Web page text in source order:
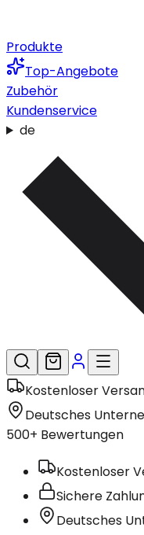
Produkte
Top-Angebote
Zubehör
Kundenservice
de
Kostenloser
Deutsches
500+ Bewertungen
Kostenloser
Sichere
Deutsches